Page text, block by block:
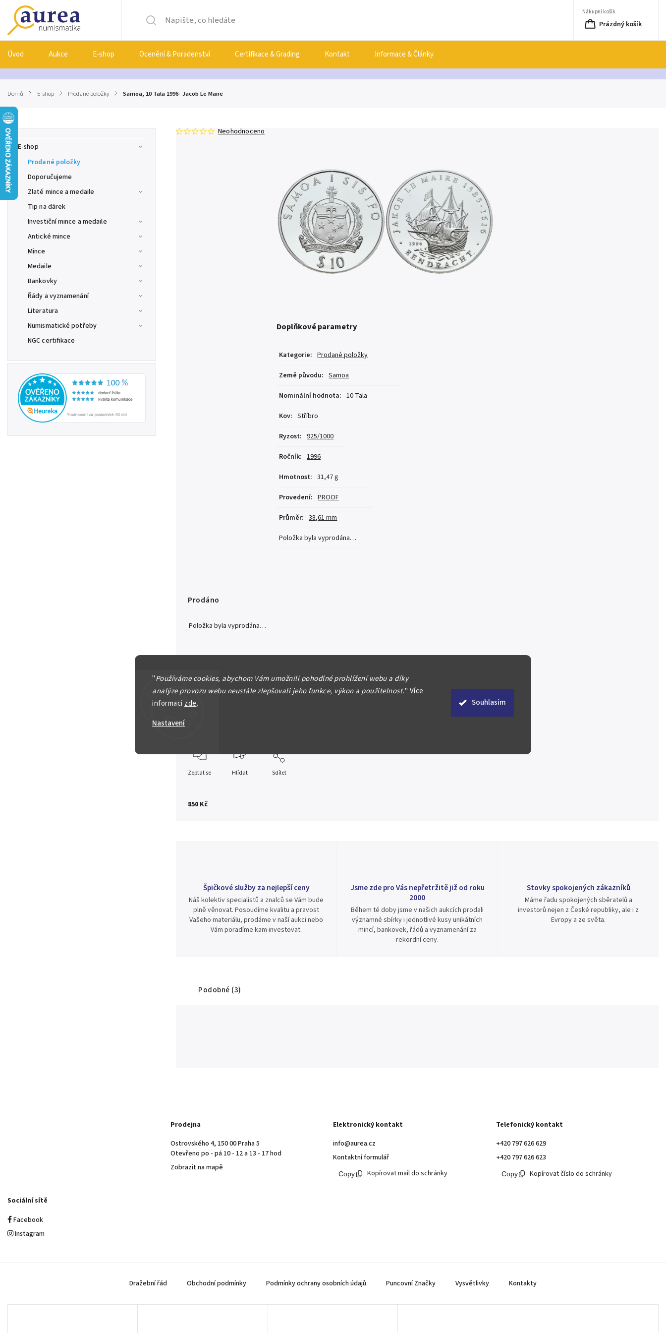
"Používáme cookies, abychom Vám umožnili pohodlné prohlížení webu a díky
analýze provozu webu neustále zlepšovali jeho funkce, výkon a použitelnost." Více
informacízde.
Nastavení
Souhlasím
Nákupní košík
Prázdný košík
Úvod Aukce E-shop Ocenění & Poradenství Certifikace & Grading Kontakt Informace & Články
Domů / E-shop / Prodané položky / Samoa, 10 Tala 1996- Jacob Le Maire
E-shop
Prodané položky
Doporučujeme
Zlaté mince a medaile
Tip na dárek
Investiční mince a medaile
Antické mince
Mince
Medaile
Bankovky
Řády a vyznamenání
Literatura
Numismatické potřeby
NGC certifikace
Neohodnoceno
Doplňkové parametry
Kategorie: Prodané položky
Země původu: Samoa
Nominální hodnota: 10 Tala
Kov: Stříbro
Ryzost: 925/1000
Ročník: 1996
Hmotnost: 31,47 g
Provedení: PROOF
Průměr: 38,61 mm
Položka byla vyprodána…
850 Kč
Prodáno
Položka byla vyprodána…
10 Tala 1996 -Historie mořeplavby - Jacob Le Maire
Ag 0,925, 38,61 mm (31,47 g), Proof
Zeptat se Hlídat Sdílet
Špičkové služby za nejlepší ceny
Náš kolektiv specialistů a znalců se Vám bude
plně věnovat. Posoudíme kvalitu a pravost
Vašeho materiálu, prodáme v naší aukci nebo
Vám poradíme kam investovat.
Jsme zde pro Vás nepřetržitě již od roku
2000
Během té doby jsme v našich aukcích prodali
významné sbírky i jednotlivé kusy unikátních
mincí, bankovek, řádů a vyznamenání za
rekordní ceny.
Stovky spokojených zákazníků
Máme řadu spokojených sběratelů a
investorů nejen z České republiky, ale i z
Evropy a ze světa.
Podobné (3)
Prodejna
Ostrovského 4, 150 00 Praha 5
Otevřeno po - pá 10 - 12 a 13 - 17 hod
Zobrazit na mapě
Elektronický kontakt
info@aurea.cz
Kontaktní formulář
Kopírovat mail do schránky
Telefonický kontakt
+420 797 626 629
+420 797 626 623
Kopírovat číslo do schránky
Sociální sítě
Facebook
Instagram
Dražební řád Obchodní podmínky Podmínky ochrany osobních údajů Puncovní Značky Vysvětlivky Kontakty